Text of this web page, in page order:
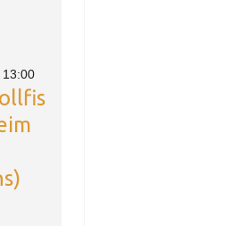
13:00